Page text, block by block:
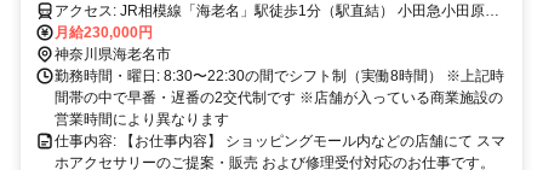
アクセス: JR相模線「海老名」駅徒歩1分（駅直結） 小田急小田原線
月給230,000円
神奈川県海老名市
勤務時間・曜日: 8:30〜22:30の間でシフト制（実働8時間） ※上記時
間帯の中で早番・遅番の2交代制です ※店舗が入っている商業施設の
営業時間により異なります
仕事内容: 【お仕事内容】 ショッピングモール内などの店舗にて スマ
ホアクセサリーのご提案・販売 および修理受付対応のお仕事です。